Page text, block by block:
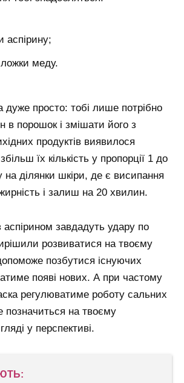
аспірину;
ложки меду.
дуже просто: тобі лише потрібно
в порошок і змішати його з
продуктів виявилося
їх кількість у пропорції 1 до
ділянки шкіри, де є висипання
і залиш на 20 хвилин.
завдадуть удару по
розвиватися на твоєму
позбутися існуючих
появі нових. А при частому
регулюватиме роботу сальних
позначиться на твоєму
у перспективі.